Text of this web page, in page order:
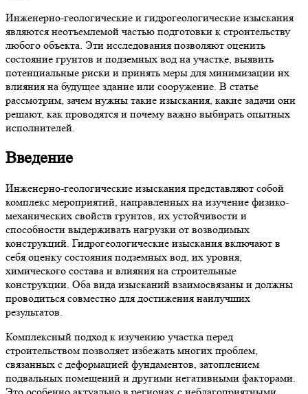
Инженерно-геологические и гидрогеологические изыскания
являются неотъемлемой частью подготовки к строительству
любого объекта. Эти исследования позволяют оценить
состояние грунтов и подземных вод на участке, выявить
потенциальные риски и принять меры для минимизации их
влияния на будущее здание или сооружение. В статье
рассмотрим, зачем нужны такие изыскания, какие задачи они
решают, как проводятся и почему важно выбирать опытных
исполнителей.
Введение
Инженерно-геологические изыскания представляют собой
комплекс мероприятий, направленных на изучение физико-
механических свойств грунтов, их устойчивости и
способности выдерживать нагрузки от возводимых
конструкций. Гидрогеологические изыскания включают в
себя оценку состояния подземных вод, их уровня,
химического состава и влияния на строительные
конструкции. Оба вида изысканий взаимосвязаны и должны
проводиться совместно для достижения наилучших
результатов.
Комплексный подход к изучению участка перед
строительством позволяет избежать многих проблем,
связанных с деформацией фундаментов, затоплением
подвальных помещений и другими негативными факторами.
Это особенно актуально в регионах с неблагоприятными